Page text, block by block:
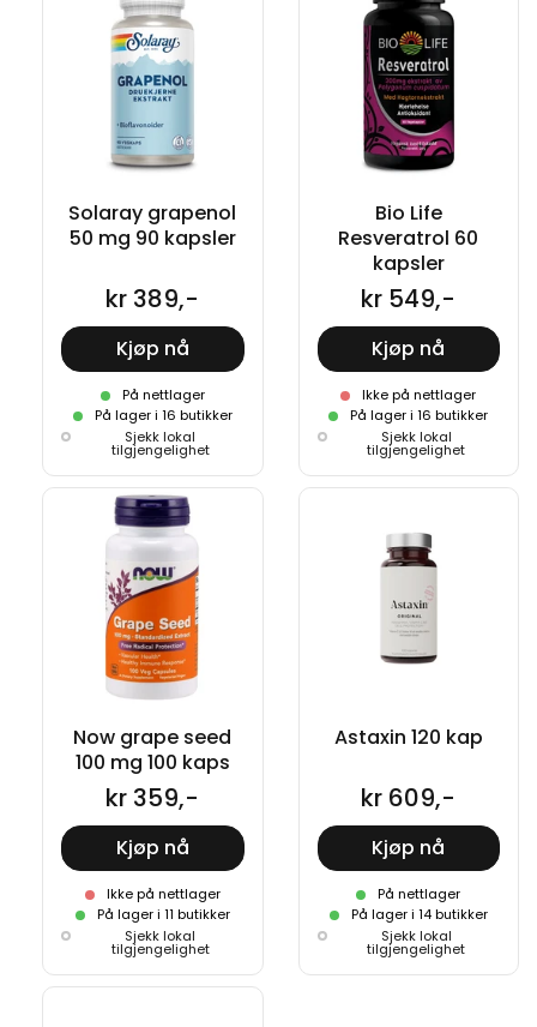
Solaray grapenol
50 mg 90 kapsler
kr 389,-
Kjøp nå
På nettlager
På lager i 16 butikker
Sjekk lokal
tilgjengelighet
Bio Life
Resveratrol 60
kapsler
kr 549,-
Kjøp nå
Ikke på nettlager
På lager i 16 butikker
Sjekk lokal
tilgjengelighet
Now grape seed
100 mg 100 kaps
kr 359,-
Kjøp nå
Ikke på nettlager
På lager i 11 butikker
Sjekk lokal
tilgjengelighet
Astaxin 120 kap
kr 609,-
Kjøp nå
På nettlager
På lager i 14 butikker
Sjekk lokal
tilgjengelighet